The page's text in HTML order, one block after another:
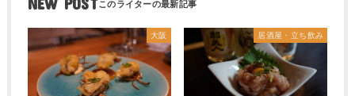
大阪 居酒屋・立ち飲み